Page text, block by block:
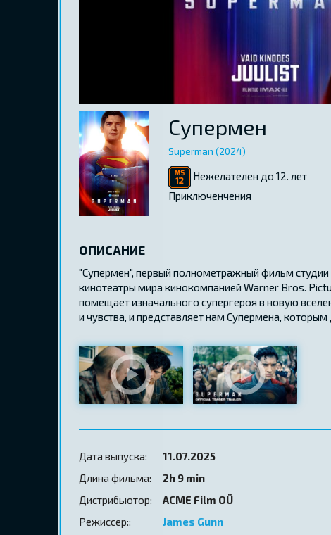
Супермен
Superman (2024)
Нежелателен до 12. лет
Приключенчения
ОПИСАНИЕ
"Супермен", первый полнометражный фильм
кинотеатры мира кинокомпанией Warner Bros.
помещает изначального супергероя в новую
и чувства, и представляет нам Супермена,
Дата выпуска:
11.07.2025
Длина фильма:
2h 9 min
Дистрибьютор:
ACME Film OÜ
Режиссер::
James Gunn